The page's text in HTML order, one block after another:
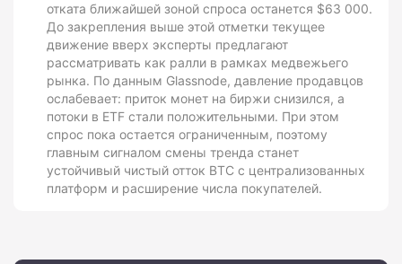
отката ближайшей зоной спроса останется $63 000.
До закрепления выше этой отметки текущее
движение вверх эксперты предлагают
рассматривать как ралли в рамках медвежьего
рынка. По данным Glassnode, давление продавцов
ослабевает: приток монет на биржи снизился, а
потоки в ETF стали положительными. При этом
спрос пока остается ограниченным, поэтому
главным сигналом смены тренда станет
устойчивый чистый отток BTC с централизованных
платформ и расширение числа покупателей.